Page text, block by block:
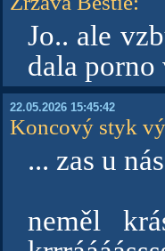
Jo.. ale
dala
22.05.2026 15:45:42
Koncový styk
... zas u
neměl